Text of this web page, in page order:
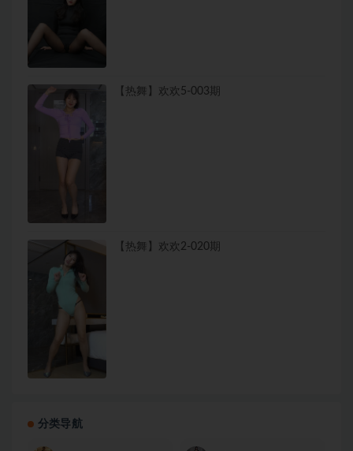
【热舞】欢欢5-003期
【热舞】欢欢2-020期
分类导航